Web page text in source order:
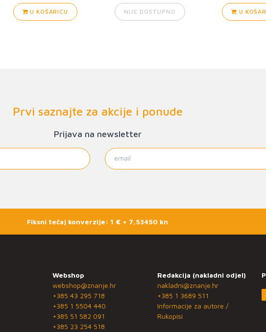
U KOŠARICU NIJE DOSTUPNO U
Prvi saznajte za akcije i ponude
Prijava na newsletter
Fiksni tečaj konverzije: 1 € = 7,53450 kn
Webshop
webshop@znanje.hr
+385 43 295 718
+385 1 5504 440
+385 51 582 091
+385 23 254 518
Redakcija (nakladni odjel)
nakladni@znanje.hr
+385 1 3689 511
Informacije za autore /
Rukopisi